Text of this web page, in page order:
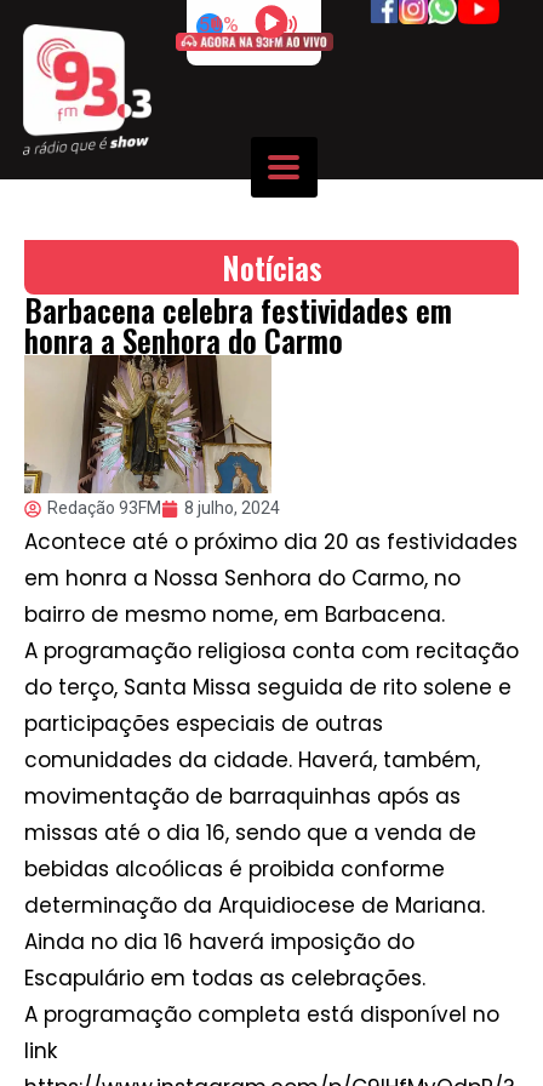
50%
Notícias
Barbacena celebra festividades em
honra a Senhora do Carmo
Redação 93FM 8 julho, 2024
Acontece até o próximo dia 20 as festividades
em honra a Nossa Senhora do Carmo, no
bairro de mesmo nome, em Barbacena.
A programação religiosa conta com recitação
do terço, Santa Missa seguida de rito solene e
participações especiais de outras
comunidades da cidade. Haverá, também,
movimentação de barraquinhas após as
missas até o dia 16, sendo que a venda de
bebidas alcoólicas é proibida conforme
determinação da Arquidiocese de Mariana.
Ainda no dia 16 haverá imposição do
Escapulário em todas as celebrações.
A programação completa está disponível no
link